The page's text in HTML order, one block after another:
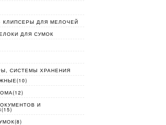
КЛИПСЕРЫ ДЛЯ МЕЛОЧЕЙ
ДЛЯ СУМОК
СИСТЕМЫ ХРАНЕНИЯ
И